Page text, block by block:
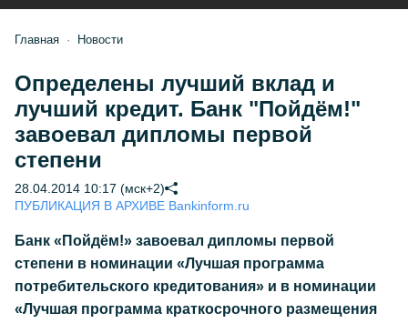
Главная Новости
Определены лучший вклад и
лучший кредит. Банк "Пойдём!"
завоевал дипломы первой
степени
28.04.2014 10:17 (мск+2)
ПУБЛИКАЦИЯ В АРХИВЕ Bankinform.ru
Банк «Пойдём!» завоевал дипломы первой
степени в номинации «Лучшая программа
потребительского кредитования» и в номинации
«Лучшая программа краткосрочного размещения